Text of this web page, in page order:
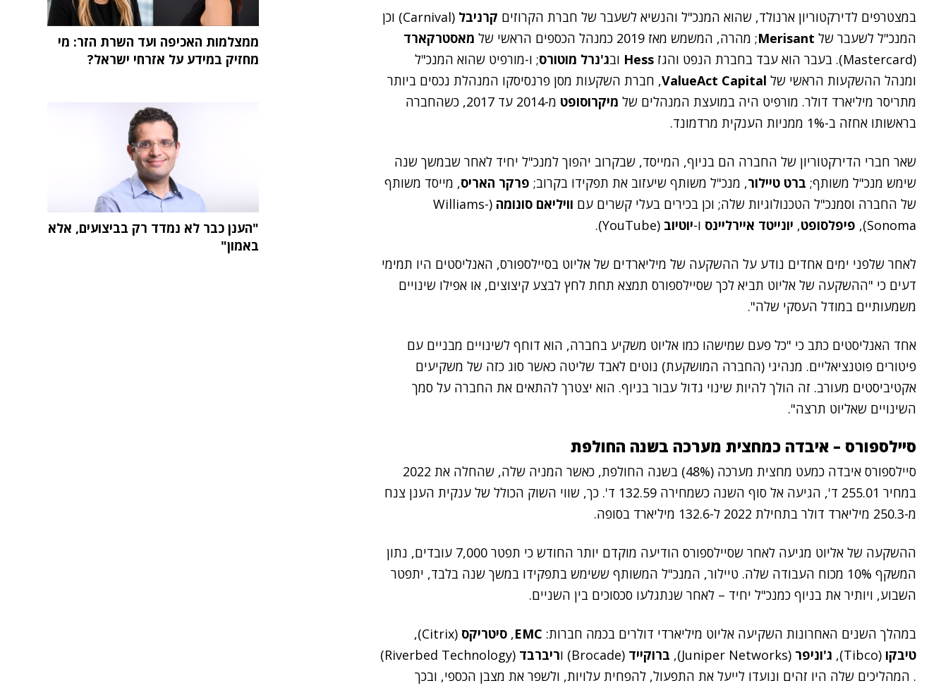
במצטרפים לדירקטוריון ארנולד, שהוא המנכ"ל והנשיא לשעבר של חברת הקרוזים קרניבל
(Carnival) וכן
המנכ"ל לשעבר של Merisant; מהרה, המשמש מאז 2019 כמנהל הכספים הראשי של
מאסטרקארד
(Mastercard). בעבר הוא עבד בחברת הנפט והגז
Hess ובג'נרל מוטורס; ו-מורפיט שהוא המנכ"ל
ומנהל ההשקעות הראשי של ValueAct Capital, חברת השקעות מסן פרנסיסקו המנהלת נכסים ביותר
מתריסר מיליארד דולר. מורפיט היה במועצת המנהלים של מיקרוסופט
מ-2014 עד 2017, כשהחברה
בראשותו אחזה ב-1% ממניות הענקית מרדמונד.
שאר חברי הדירקטוריון של החברה הם בניוף, המייסד, שבקרוב יהפוך למנכ"ל יחיד לאחר שבמשך שנה
שימש מנכ"ל משותף; ברט טיילור, מנכ"ל משותף שיעזוב את תפקידו בקרוב; פרקר האריס, מייסד משותף
של החברה וסמנכ"ל הטכנולוגיות שלה; וכן בכירים בעלי קשרים עם וויליאם סונומה (Williams-
Sonoma),
פיפלסופט, יונייטד איירליינס ו-יוטיוב (YouTube).
לאחר שלפני ימים אחדים נודע על ההשקעה של מיליארדים של אליוט בסיילספורס, האנליסטים היו תמימי
דעים כי "ההשקעה של אליוט תביא לכך שסיילספורס תמצא תחת לחץ לבצע קיצוצים, או אפילו שינויים
משמעותיים במודל העסקי שלה".
אחד האנליסטים כתב כי "כל פעם שמישהו כמו אליוט משקיע בחברה, הוא דוחף לשינויים מבניים עם
פיטורים פוטנציאליים. מנהיגי (החברה המושקעת) נוטים לאבד שליטה כאשר סוג כזה של משקיעים
אקטיביסטים מעורב. זה הולך להיות שינוי גדול עבור בניוף. הוא יצטרך להתאים את החברה על סמך
השינויים שאליוט תרצה".
סיילספורס – איבדה כמחצית מערכה בשנה החולפת
סיילספורס איבדה כמעט מחצית מערכה (48%) בשנה החולפת, כאשר המניה שלה, שהחלה את 2022
במחיר 255.01 ד', הגיעה אל סוף השנה כשמחירה 132.59 ד'. כך, שווי השוק הכולל של ענקית הענן צנח
מ-250.3 מיליארד דולר בתחילת 2022 ל-132.6 מיליארד בסופה.
ההשקעה של אליוט מגיעה לאחר שסיילספורס הודיעה מוקדם יותר החודש כי תפטר 7,000 עובדים, נתון
המשקף 10% מכוח העבודה שלה. טיילור, המנכ"ל המשותף ששימש בתפקידו במשך שנה בלבד, יתפטר
השבוע, ויותיר את בניוף כמנכ"ל יחיד – לאחר שנתגלעו סכסוכים בין השניים.
במהלך השנים האחרונות השקיעה אליוט מיליארדי דולרים בכמה חברות: EMC
, סיטריקס (Citrix),
טיבקו (Tibco), ג'וניפר (Juniper Networks), ברוקייד (Brocade) ו ריברבד
(Riverbed Technology)
. המהליכים שלה היו זהים ונועדו לייעל את התפעול, להפחית עלויות, ולשפר את מצבן הכספי, ובכך
ממצלמות האכיפה ועד השרת הזר: מי
מחזיק במידע על אזרחי ישראל?
"הענן כבר לא נמדד רק בביצועים, אלא
באמון"